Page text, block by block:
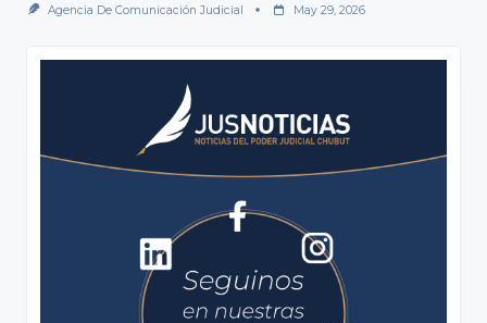
Agencia De Comunicación Judicial May 29, 2026